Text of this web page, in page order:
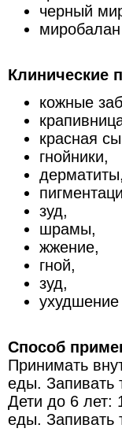
черный
миробалан
Клинические
кожные
красная
гнойники,
дерматиты,
зуд,
шрамы,
жжение,
гной,
зуд,
ухудшение
Способ
Принимать
еды. Запивать
Дети до 6 лет:
еды. Запивать